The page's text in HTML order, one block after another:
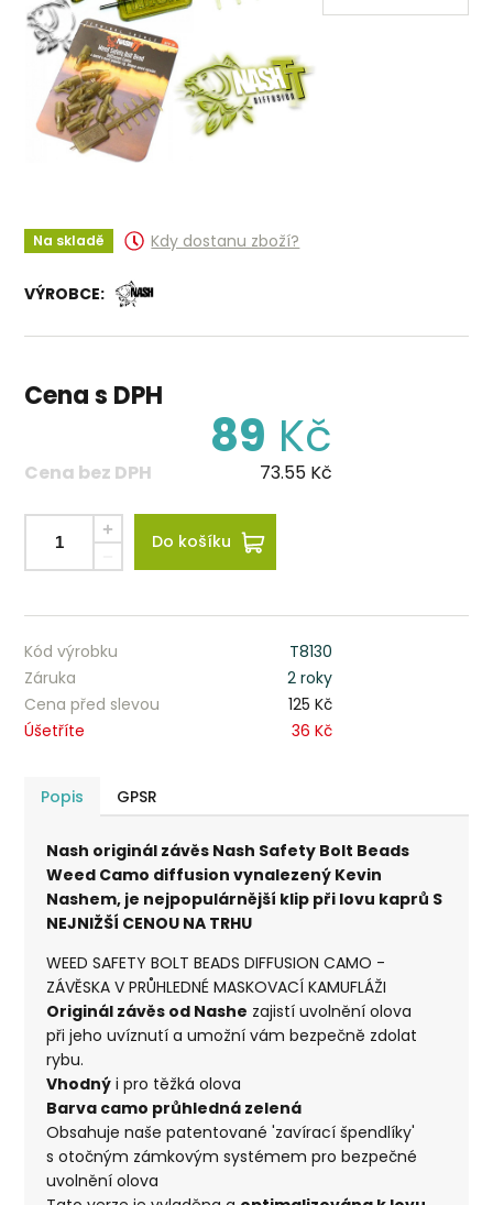
Na skladě Kdy dostanu zboží?
VÝROBCE:
Cena s DPH
89 Kč
Cena bez DPH 73.55 Kč
Do košíku
Kód výrobku
T8130
Záruka
2 roky
Cena před slevou
125 Kč
Úšetříte
36 Kč
Popis GPSR
Nash originál závěs Nash Safety Bolt Beads
Weed Camo diffusion vynalezený Kevin
Nashem, je nejpopulárnější klip při lovu kaprů S
NEJNIŽŠÍ CENOU NA TRHU
WEED SAFETY BOLT BEADS DIFFUSION CAMO -
ZÁVĚSKA V PRŮHLEDNÉ MASKOVACÍ KAMUFLÁŽI
Originál závěs od Nashe zajistí uvolnění olova
při jeho uvíznutí a umožní vám bezpečně zdolat
rybu.
Vhodný i pro těžká olova
Barva camo průhledná zelená
Obsahuje naše patentované 'zavírací špendlíky'
s otočným zámkovým systémem pro bezpečné
uvolnění olova